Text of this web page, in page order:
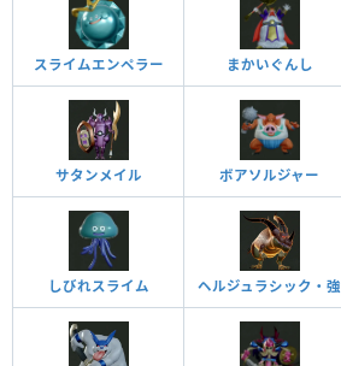
スライムエンペラー まかいぐんし
サタンメイル ボアソルジャー
しびれスライム ヘルジュラシック・強